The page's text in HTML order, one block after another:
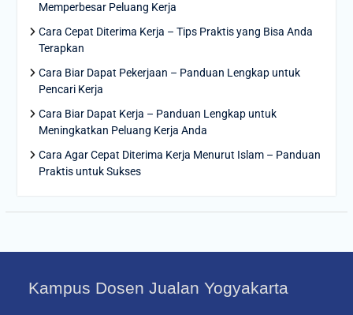
Memperbesar Peluang Kerja
Cara Cepat Diterima Kerja – Tips Praktis yang Bisa Anda
Terapkan
Cara Biar Dapat Pekerjaan – Panduan Lengkap untuk
Pencari Kerja
Cara Biar Dapat Kerja – Panduan Lengkap untuk
Meningkatkan Peluang Kerja Anda
Cara Agar Cepat Diterima Kerja Menurut Islam – Panduan
Praktis untuk Sukses
Kampus Dosen Jualan Yogyakarta